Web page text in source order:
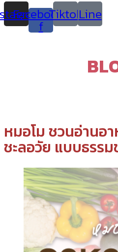
Facebook-
f
TiktokLine
หมอโม ชวนอ่านอ
ชะลอวัย แบบธรร